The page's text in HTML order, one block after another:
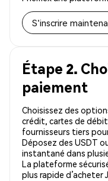
S'inscrire
Étape 2.
paiement
Choisissez des
crédit, cartes de
fournisseurs tiers
Déposez des USDT
instantané dans
La plateforme
plus rapide